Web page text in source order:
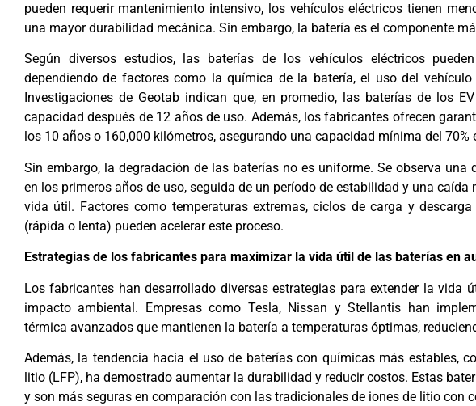
pueden requerir mantenimiento intensivo, los vehículos eléctricos tienen
una mayor durabilidad mecánica. Sin embargo, la batería es el componente
Según diversos estudios, las baterías de los vehículos eléctricos
dependiendo de factores como la química de la batería, el uso del
Investigaciones de Geotab indican que, en promedio, las baterías de los
capacidad después de 12 años de uso. Además, los fabricantes ofrecen
los 10 años o 160,000 kilómetros, asegurando una capacidad mínima del 70%
Sin embargo, la degradación de las baterías no es uniforme. Se observa una
en los primeros años de uso, seguida de un período de estabilidad y una
vida útil. Factores como temperaturas extremas, ciclos de carga y
(rápida o lenta) pueden acelerar este proceso.
Estrategias de los fabricantes para maximizar la vida útil de las baterías en
Los fabricantes han desarrollado diversas estrategias para extender la vida
impacto ambiental. Empresas como Tesla, Nissan y Stellantis han
térmica avanzados que mantienen la batería a temperaturas óptimas,
Además, la tendencia hacia el uso de baterías con químicas más estables,
litio (LFP), ha demostrado aumentar la durabilidad y reducir costos. Estas
y son más seguras en comparación con las tradicionales de iones de litio con